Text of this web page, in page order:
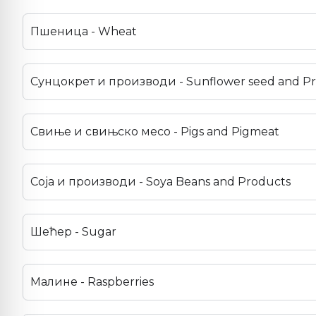
Пшеница - Wheat
Сунцокрет и производи - Sunflower seed and
Свиње и свињско месо - Pigs and Pigmeat
Соја и производи - Soya Beans and Products
Шећер - Sugar
Малине - Raspberries